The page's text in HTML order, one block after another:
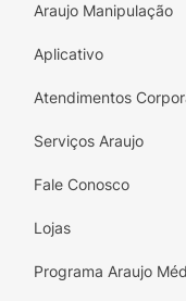
Araujo Manipulação
Aplicativo
Atendimentos
Serviços Araujo
Fale Conosco
Lojas
Programa Araujo